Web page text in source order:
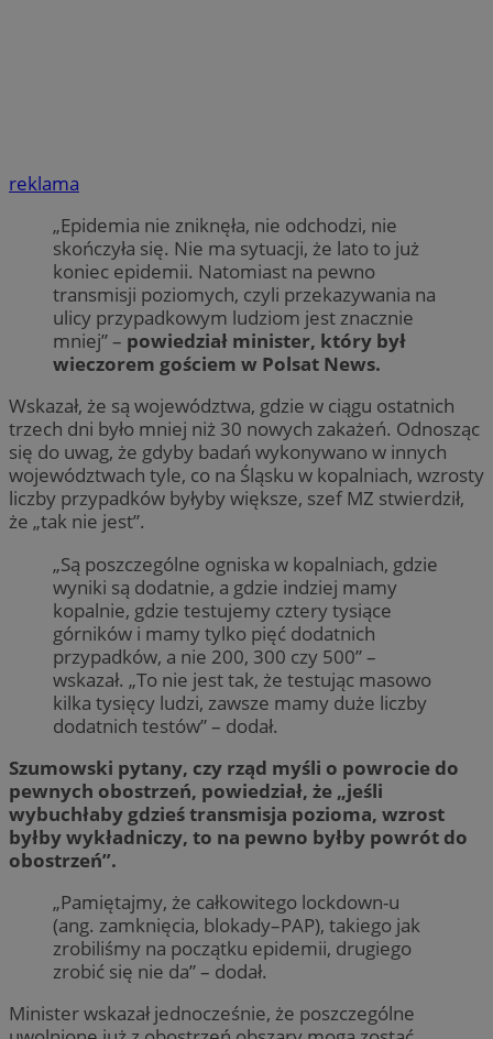
reklama
„Epidemia nie zniknęła, nie odchodzi, nie
skończyła się. Nie ma sytuacji, że lato to już
koniec epidemii. Natomiast na pewno
transmisji poziomych, czyli przekazywania na
ulicy przypadkowym ludziom jest znacznie
mniej” – powiedział minister, który był
wieczorem gościem w Polsat News.
Wskazał, że są województwa, gdzie w ciągu ostatnich
trzech dni było mniej niż 30 nowych zakażeń. Odnosząc
się do uwag, że gdyby badań wykonywano w innych
województwach tyle, co na Śląsku w kopalniach, wzrosty
liczby przypadków byłyby większe, szef MZ stwierdził,
że „tak nie jest”.
„Są poszczególne ogniska w kopalniach, gdzie
wyniki są dodatnie, a gdzie indziej mamy
kopalnie, gdzie testujemy cztery tysiące
górników i mamy tylko pięć dodatnich
przypadków, a nie 200, 300 czy 500” –
wskazał. „To nie jest tak, że testując masowo
kilka tysięcy ludzi, zawsze mamy duże liczby
dodatnich testów” – dodał.
Szumowski pytany, czy rząd myśli o powrocie do
pewnych obostrzeń, powiedział, że „jeśli
wybuchłaby gdzieś transmisja pozioma, wzrost
byłby wykładniczy, to na pewno byłby powrót do
obostrzeń”.
„Pamiętajmy, że całkowitego lockdown-u
(ang. zamknięcia, blokady–PAP), takiego jak
zrobiliśmy na początku epidemii, drugiego
zrobić się nie da” – dodał.
Minister wskazał jednocześnie, że poszczególne